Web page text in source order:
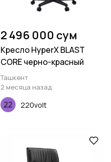
2 496 000 сум
Кресло HyperX BLAST
CORE черно-красный
Ташкент
2 месяца назад
220volt